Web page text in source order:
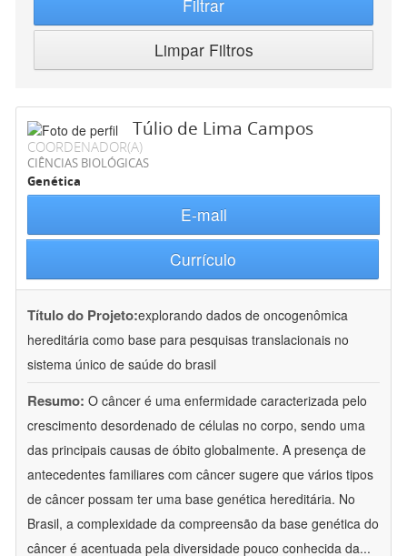
Filtrar
Limpar Filtros
Túlio de Lima Campos
COORDENADOR(A)
CIÊNCIAS BIOLÓGICAS
Genética
E-mail
Currículo
Título do Projeto:explorando dados de oncogenômica
hereditária como base para pesquisas translacionais no
sistema único de saúde do brasil
Resumo: O câncer é uma enfermidade caracterizada pelo
crescimento desordenado de células no corpo, sendo uma
das principais causas de óbito globalmente. A presença de
antecedentes familiares com câncer sugere que vários tipos
de câncer possam ter uma base genética hereditária. No
Brasil, a complexidade da compreensão da base genética do
câncer é acentuada pela diversidade pouco conhecida da...